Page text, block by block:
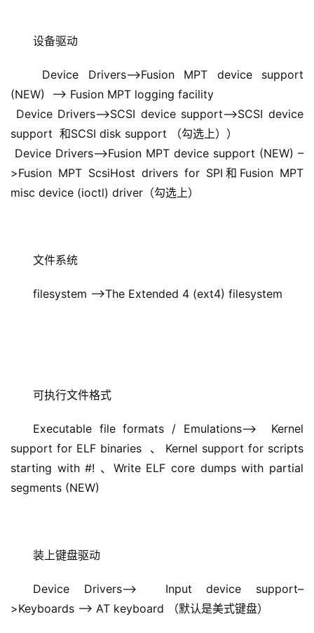
设备驱动
Device Drivers–>Fusion MPT device support
(NEW)  –> Fusion MPT logging facility
support  和SCSI disk support （勾选上））
>Fusion MPT ScsiHost drivers for SPI和Fusion MPT
misc device (ioctl) driver（勾选上）
文件系统
filesystem –>The Extended 4 (ext4) filesystem
可执行文件格式
Executable file formats / Emulations–>  Kernel
support for ELF binaries  、 Kernel support for scripts
starting with #! 、Write ELF core dumps with partial
segments (NEW)
装上键盘驱动
Device Drivers–>  Input device support–
>Keyboards —> AT keyboard （默认是美式键盘）